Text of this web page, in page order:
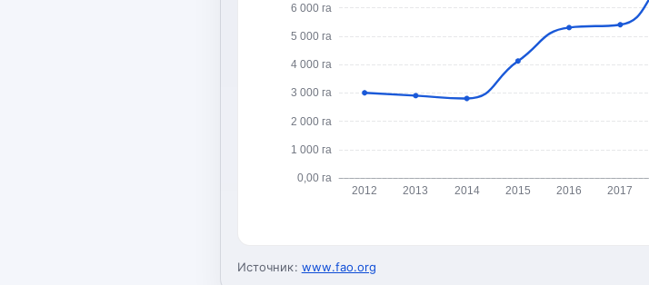
0,00 га
1 000 га
2 000 га
3 000 га
4 000 га
5 000 га
6 000 га
2012 2013 2014 2015 2016 2017
Источник: www.fao.org